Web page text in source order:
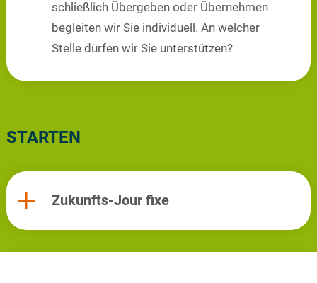
schließlich Übergeben oder Übernehmen
begleiten wir Sie individuell. An welcher
Stelle dürfen wir Sie unterstützen?
STARTEN
Zukunfts-Jour fixe